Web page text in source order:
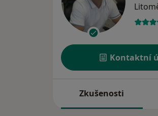
Kontaktní
Zkušenosti